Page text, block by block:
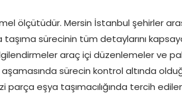
ölçütüdür. Mersin İstanbul şehirler
taşıma sürecinin tüm detaylarını
araç içi düzenlemeler ve
aşamasında sürecin kontrol altında
parça eşya taşımacılığında tercih